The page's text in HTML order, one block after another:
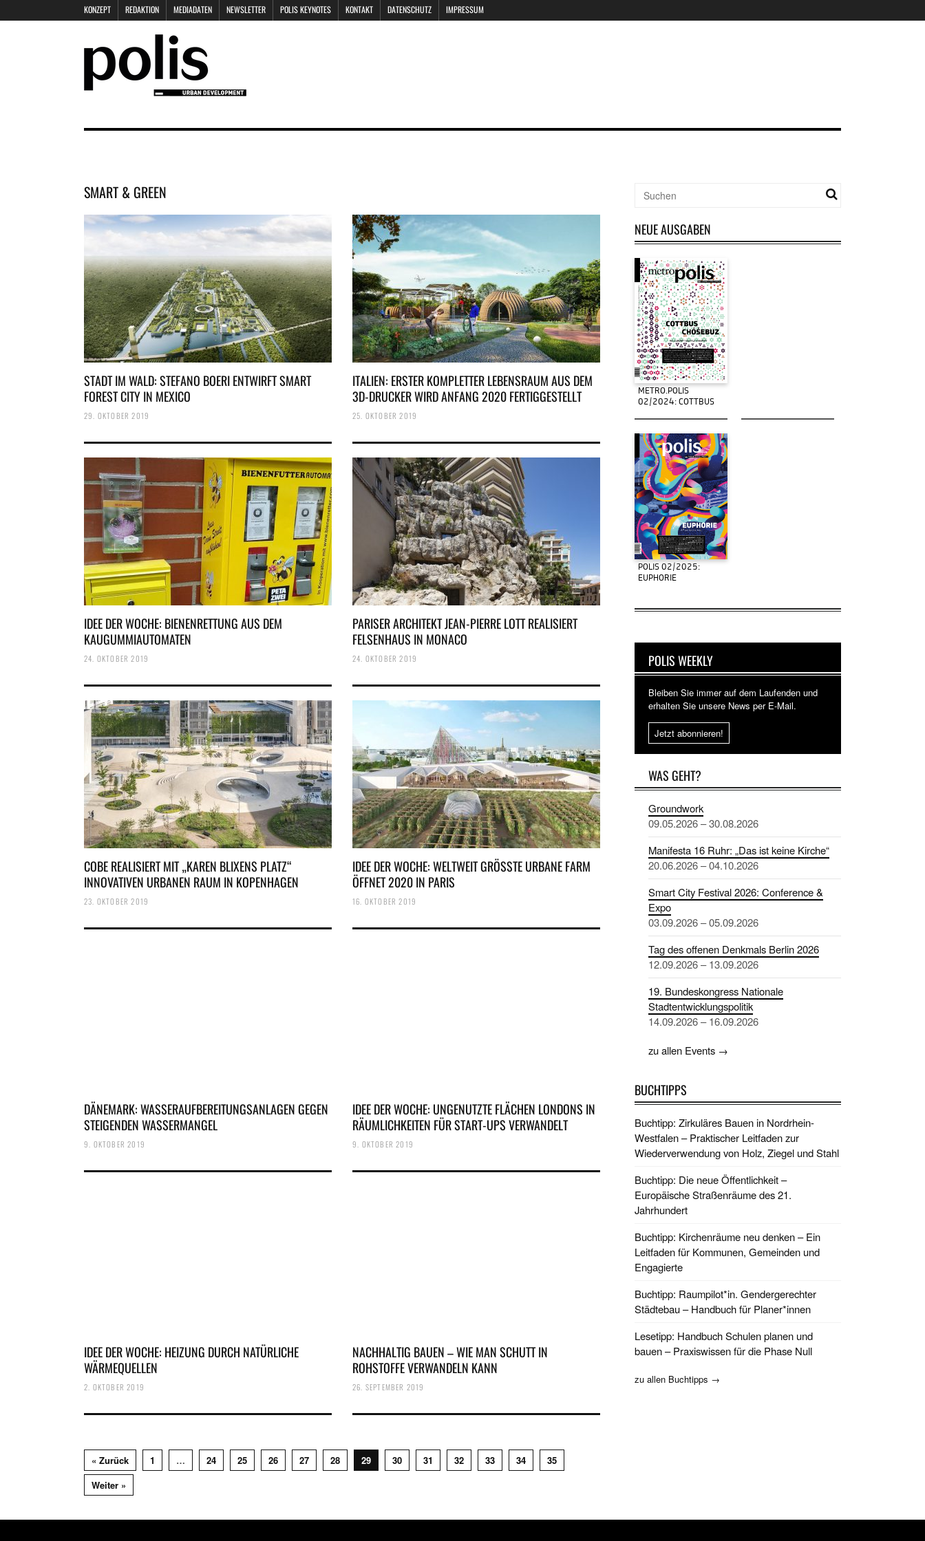
KONZEPT REDAKTION MEDIADATEN NEWSLETTER POLIS KEYNOTES KONTAKT DATENSCHUTZ IMPRESSUM
SMART & GREEN
STADT IM WALD: STEFANO BOERI ENTWIRFT SMART
FOREST CITY IN MEXICO
29. OKTOBER 2019
ITALIEN: ERSTER KOMPLETTER LEBENSRAUM AUS DEM
3D-DRUCKER WIRD ANFANG 2020 FERTIGGESTELLT
25. OKTOBER 2019
IDEE DER WOCHE: BIENENRETTUNG AUS DEM
KAUGUMMIAUTOMATEN
24. OKTOBER 2019
PARISER ARCHITEKT JEAN-PIERRE LOTT REALISIERT
FELSENHAUS IN MONACO
24. OKTOBER 2019
COBE REALISIERT MIT „KAREN BLIXENS PLATZ“
INNOVATIVEN URBANEN RAUM IN KOPENHAGEN
23. OKTOBER 2019
IDEE DER WOCHE: WELTWEIT GRÖSSTE URBANE FARM Ö
FFNET 2020 IN PARIS
16. OKTOBER 2019
DÄNEMARK: WASSERAUFBEREITUNGSANLAGEN GEGEN
STEIGENDEN WASSERMANGEL
9. OKTOBER 2019
IDEE DER WOCHE: UNGENUTZTE FLÄCHEN LONDONS IN
RÄUMLICHKEITEN FÜR START-UPS VERWANDELT
9. OKTOBER 2019
IDEE DER WOCHE: HEIZUNG DURCH NATÜRLICHE
WÄRMEQUELLEN
2. OKTOBER 2019
NACHHALTIG BAUEN – WIE MAN SCHUTT IN
ROHSTOFFE VERWANDELN KANN
26. SEPTEMBER 2019
« Zurück 1 … 24 25 26 27 28 29 30 31 32 33 34
35
Weiter »
NEUE AUSGABEN
METRO.POLIS
02/2024: COTTBUS
POLIS 02/2025:
EUPHORIE
POLIS WEEKLY
Bleiben Sie immer auf dem Laufenden und
erhalten Sie unsere News per E-Mail.
Jetzt abonnieren!
WAS GEHT?
Groundwork
09.05.2026 – 30.08.2026
Manifesta 16 Ruhr: „Das ist keine Kirche“
20.06.2026 – 04.10.2026
Smart City Festival 2026: Conference &
Expo
03.09.2026 – 05.09.2026
Tag des offenen Denkmals Berlin 2026
12.09.2026 – 13.09.2026
19. Bundeskongress Nationale
Stadtentwicklungspolitik
14.09.2026 – 16.09.2026
zu allen Events →
BUCHTIPPS
Buchtipp: Zirkuläres Bauen in Nordrhein-
Westfalen – Praktischer Leitfaden zur
Wiederverwendung von Holz, Ziegel und Stahl
Buchtipp: Die neue Öffentlichkeit –
Europäische Straßenräume des 21.
Jahrhundert
Buchtipp: Kirchenräume neu denken – Ein
Leitfaden für Kommunen, Gemeinden und
Engagierte
Buchtipp: Raumpilot*in. Gendergerechter
Städtebau – Handbuch für Planer*innen
Lesetipp: Handbuch Schulen planen und
bauen – Praxiswissen für die Phase Null
zu allen Buchtipps →